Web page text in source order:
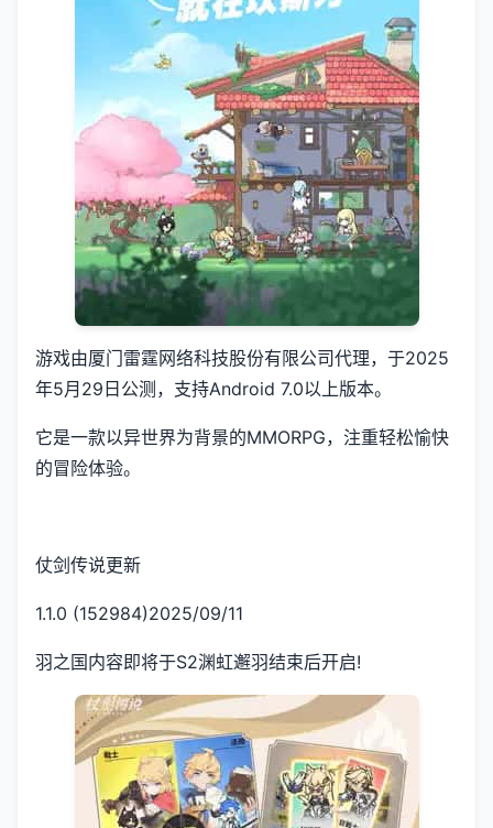
游戏由厦门雷霆网络科技股份有限公司代理，于2025
年5月29日公测，支持Android 7.0以上版本。
它是一款以异世界为背景的MMORPG，注重轻松愉快
的冒险体验。
仗剑传说更新
1.1.0 (152984)2025/09/11
羽之国内容即将于S2渊虹邂羽结束后开启!